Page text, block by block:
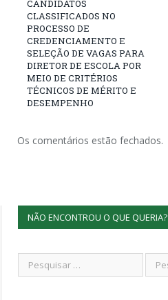
CANDIDATOS
CLASSIFICADOS NO
PROCESSO DE
CREDENCIAMENTO E
SELEÇÃO DE VAGAS PARA
DIRETOR DE ESCOLA POR
MEIO DE CRITÉRIOS
TÉCNICOS DE MÉRITO E
DESEMPENHO
Os comentários estão fechados.
NÃO ENCONTROU O QUE QUERIA?